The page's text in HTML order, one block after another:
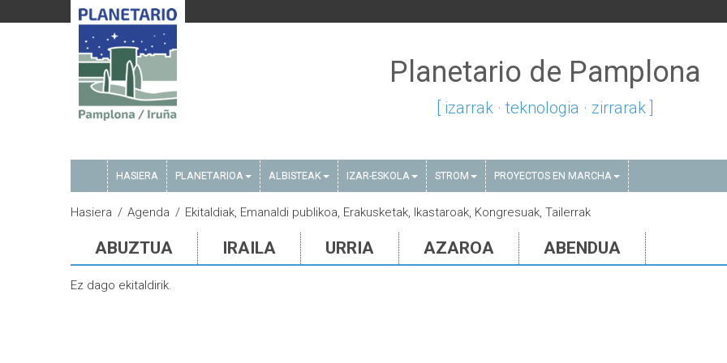
Planetario de Pamplona
[ izarrak · teknologia · zirrarak ]
HASIERA PLANETARIOA ALBISTEAK IZAR-ESKOLA STROM PROYECTOS EN MARCHA
Hasiera Agenda Ekitaldiak, Emanaldi publikoa, Erakusketak, Ikastaroak, Kongresuak, Tailerrak
ABUZTUA IRAILA URRIA AZAROA ABENDUA
Ez dago ekitaldirik.